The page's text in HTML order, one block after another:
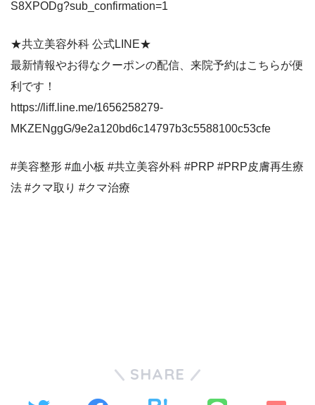
S8XPODg?sub_confirmation=1
★共立美容外科 公式LINE★
最新情報やお得なクーポンの配信、来院予約はこちらが便
利です！
https://liff.line.me/1656258279-
MKZENggG/9e2a120bd6c14797b3c5588100c53cfe
#美容整形 #血小板 #共立美容外科 #PRP #PRP皮膚再生療
法 #クマ取り #クマ治療
SHARE